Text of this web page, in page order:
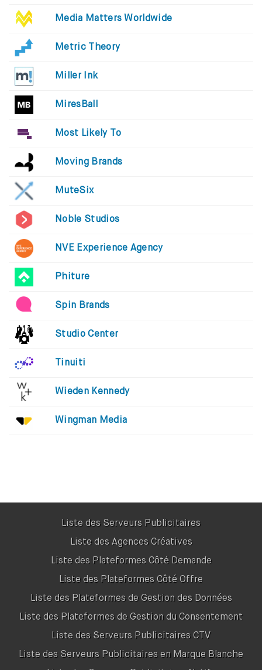
Media Matters Worldwide
Metric Theory
Miller Ink
MiresBall
Most Likely To
Moving Brands
MuteSix
Noble Studios
NVE Experience Agency
Phiture
Spin Brands
Studio Center
Tinuiti
Wieden Kennedy
Wingman Media
Liste des Serveurs Publicitaires
Liste des Agences Créatives
Liste des Plateformes Côté Demande
Liste des Plateformes Côté Offre
Liste des Plateformes de Gestion des Données
Liste des Plateformes de Gestion du Consentement
Liste des Serveurs Publicitaires CTV
Liste des Serveurs Publicitaires en Marque Blanche